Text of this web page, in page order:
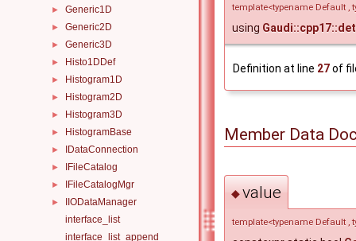
► Generic1D
► Generic2D
► Generic3D
► Histo1DDef
► Histogram1D
► Histogram2D
► Histogram3D
► HistogramBase
► IDataConnection
► IFileCatalog
► IFileCatalogMgr
►
IIODataManager
interface_list
interface_list_append
template<typename Default ,
using
Definition at line 27of
Member Data
◆value
template<typename Default ,